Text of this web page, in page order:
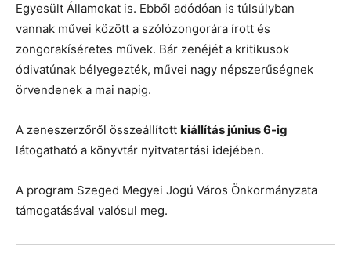
Egyesült Államokat is. Ebből adódóan is túlsúlyban
vannak művei között a szólózongorára írott és
zongorakíséretes művek. Bár zenéjét a kritikusok
ódivatúnak bélyegezték, művei nagy népszerűségnek
örvendenek a mai napig.
A zeneszerzőről összeállított kiállítás június 6-ig
látogatható a könyvtár nyitvatartási idejében.
A program Szeged Megyei Jogú Város Önkormányzata
támogatásával valósul meg.